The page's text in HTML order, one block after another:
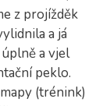
z projížděk
a já
a vjel
peklo.
(trénink)